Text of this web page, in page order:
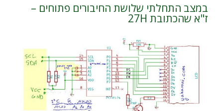
במצב התחלתי שלושת החיבורים פתוחים –
ז"א שהכתובת 27H